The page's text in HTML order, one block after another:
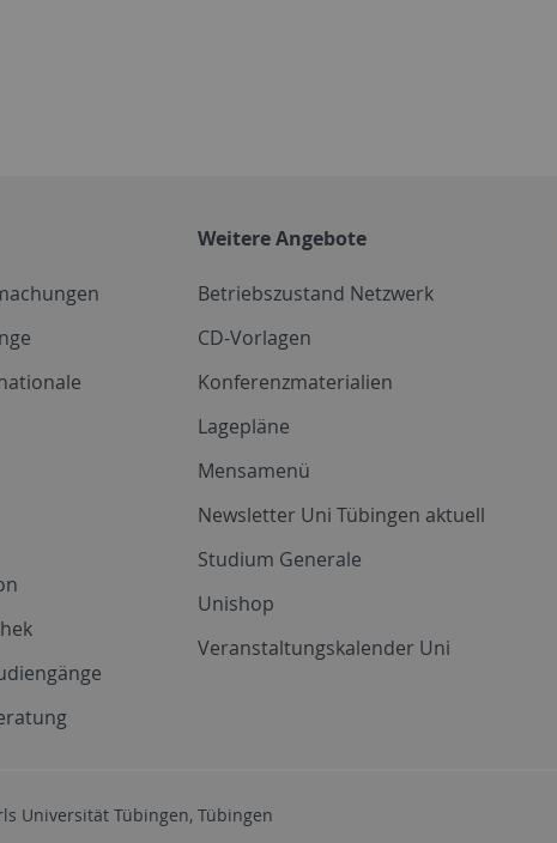
Weitere Angebote
Betriebszustand Netzwerk
CD-Vorlagen
Konferenzmaterialien
Lagepläne
Mensamenü
Newsletter Uni Tübingen aktuell
Studium Generale
Unishop
Veranstaltungskalender Uni
Universität Tübingen, Tübingen